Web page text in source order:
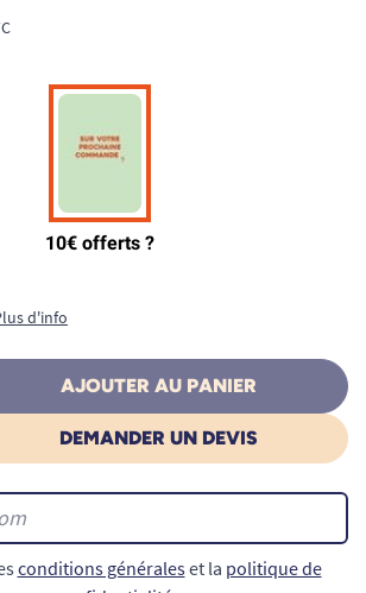
d'info
AJOUTER AU PANIER
DEMANDER UN DEVIS
conditions généraleset la politique de